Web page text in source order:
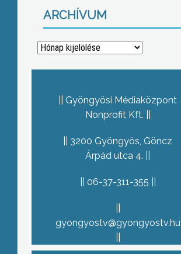
ARCHÍVUM
Archívum
Gyöngyösi Médiaközpont
Nonprofit Kft.
3200 Gyöngyös, Göncz
Árpád utca 4.
06-37-311-355
gyongyostv@gyongyostv.hu